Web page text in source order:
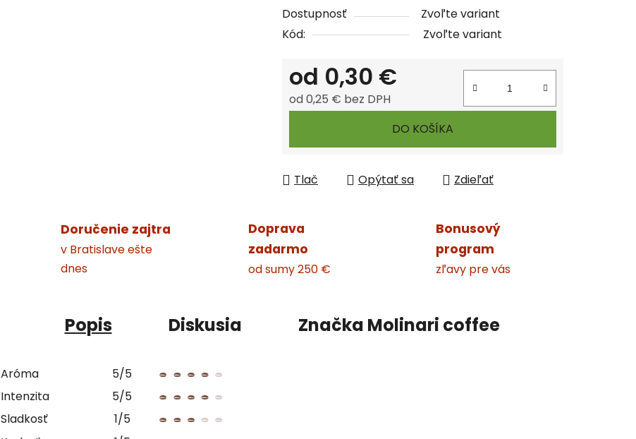
Dostupnosť
Zvoľte variant
Kód:
Zvoľte variant
od 0,30 €
od0,25 € bez DPH
DO KOŠÍKA
Tlač Opýtať sa Zdieľať
Doručenie zajtra
v Bratislave ešte
dnes
Doprava
zadarmo
od sumy 250 €
Bonusový
program
zľavy pre vás
Popis Diskusia Značka Molinari coffee
Aróma
5/5
Intenzita
5/5
Sladkosť
1/5